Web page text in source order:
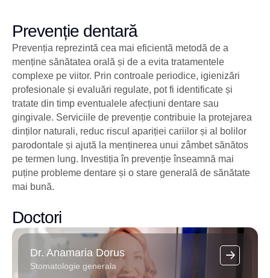
Prevenție dentară
Prevenția reprezintă cea mai eficientă metodă de a
menține sănătatea orală și de a evita tratamentele
complexe pe viitor. Prin controale periodice, igienizări
profesionale și evaluări regulate, pot fi identificate și
tratate din timp eventualele afecțiuni dentare sau
gingivale. Serviciile de prevenție contribuie la protejarea
dinților naturali, reduc riscul apariției cariilor și al bolilor
parodontale și ajută la menținerea unui zâmbet sănătos
pe termen lung. Investiția în prevenție înseamnă mai
puține probleme dentare și o stare generală de sănătate
mai bună.
Doctori
Dr. Anamaria Dorus
Stomatologie generala